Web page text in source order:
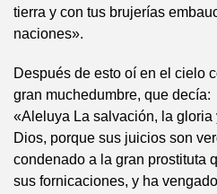
tierra y con tus brujerías
naciones».
Después de esto oí en el cielo
gran muchedumbre, que decía:
«Aleluya La salvación, la gloria
Dios, porque sus juicios son
condenado a la gran prostituta
sus fornicaciones, y ha